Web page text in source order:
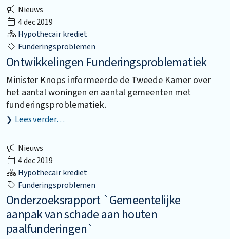
Nieuws
4 dec 2019
Hypothecair krediet
Funderingsproblemen
Ontwikkelingen Funderingsproblematiek
Minister Knops informeerde de Tweede Kamer over
het aantal woningen en aantal gemeenten met
funderingsproblematiek.
Lees verder…
Nieuws
4 dec 2019
Hypothecair krediet
Funderingsproblemen
Onderzoeksrapport `Gemeentelijke
aanpak van schade aan houten
paalfunderingen`